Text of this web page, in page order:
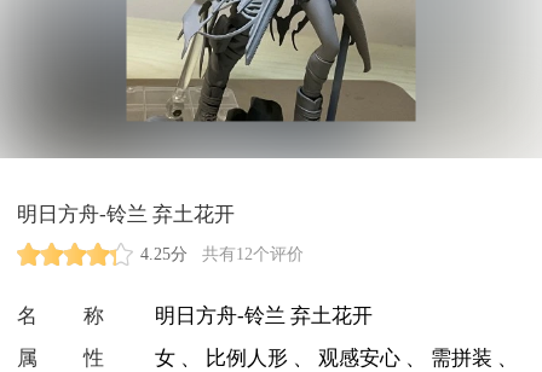
明日方舟-铃兰 弃土花开
4.25分 共有12个评价
名称
明日方舟-铃兰 弃土花开
属性
女、 比例人形、 观感安心、 需拼装 、